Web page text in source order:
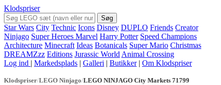
Klodspriser
Søg
Star Wars City Technic Icons Disney DUPLO Friends Creator
Ninjago Super Heroes Marvel Harry Potter Speed Champions
Architecture Minecraft Ideas Botanicals Super Mario Christmas
DREAMZzz Editions Jurassic World Animal Crossing
Log ind | Markedsplads | Galleri | Butikker | Om Klodspriser
Klodspriser/LEGO Ninjago/LEGO NINJAGO City Markets 71799